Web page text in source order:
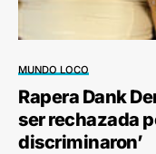
MUNDO LOCO
Rapera Dank
ser rechazada
discriminaron’